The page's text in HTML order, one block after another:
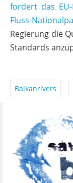
fordert das
Fluss-
Regierung die
Standards
Balkanrivers